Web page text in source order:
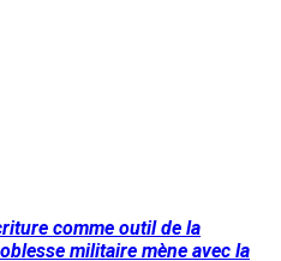
comme outil de la
militaire mène avec la